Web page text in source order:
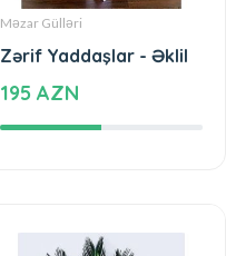
Məzar Gülləri
Zərif Yaddaşlar - Əklil
195 AZN